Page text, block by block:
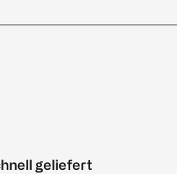
geliefert